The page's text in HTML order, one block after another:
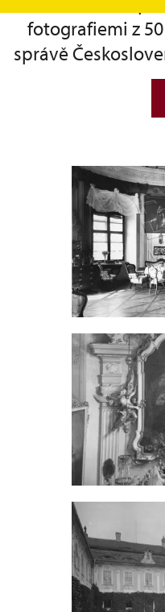
fotografiemi z
správě